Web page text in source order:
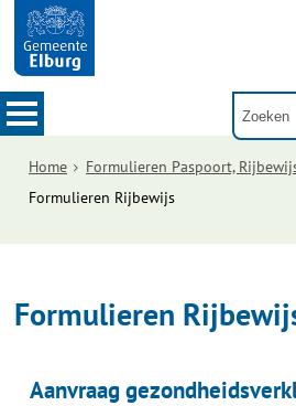
Home
Formulieren Paspoort,
Formulieren Rijbewijs
Formulieren
Aanvraag